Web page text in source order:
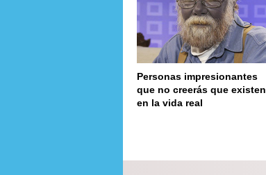
Personas impresionantes
que no creerás que existen
en la vida real